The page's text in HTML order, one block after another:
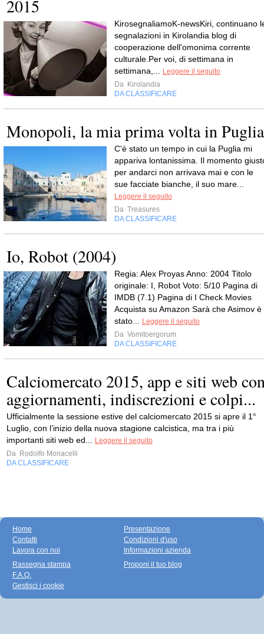
2015
KirosegnaliamoK-newsKiri, continuano
segnalazioni in Kirolandia blog di
cooperazione dell'omonima corrente
culturale.Per voi, di settimana in
settimana,...
Leggere il seguito
Da Kirolandia
DA CLASSIFICARE
Monopoli, la mia prima volta in Puglia
C'è stato un tempo in cui la Puglia mi
appariva lontanissima. Il momento
per andarci non arrivava mai e con le
sue facciate bianche, il suo mare...
Leggere il seguito
Da Treasures
DA CLASSIFICARE
Io, Robot (2004)
Regia: Alex Proyas Anno: 2004 Titolo
originale: I, Robot Voto: 5/10 Pagina di
IMDB (7.1) Pagina di I Check Movies
Acquista su Amazon Sarà che Asimov è
stato...
Leggere il seguito
Da Vomitoergorum
DA CLASSIFICARE
Calciomercato 2015, app e siti web
aggiornamenti, indiscrezioni e colpi...
Ufficialmente la sessione estive del calciomercato 2015 si apre il 1°
Luglio, con l’inizio della nuova stagione calcistica, ma tra i più
importanti siti web ed...
Leggere il seguito
Da Rodolfo Monacelli
DA CLASSIFICARE
Home
Contatti
Lavora con noi
Presentazione
Condizioni d'uso
Informazioni azienda
Rassegna stampa
F.A.Q.
Gestisci i cookie
Proponi il tuo blog